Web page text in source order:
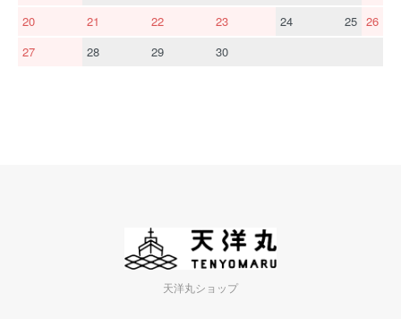
20
21 22 23 24 25 26
27
28 29 30
天洋丸ショップ